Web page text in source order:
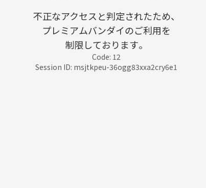
不正なアクセスと判定されたため、
プレミアムバンダイのご利用を
制限しております。
Code: 12
Session ID: msjtkpeu-36ogg83xxa2cry6e1